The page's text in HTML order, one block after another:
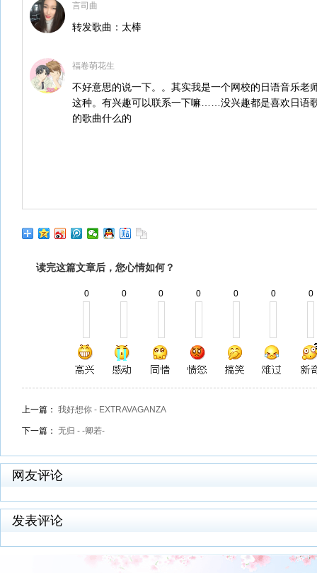
言司曲
转发歌曲：太棒
福卷萌花生
不好意思的说一下。。其实我是一个网校的日语音乐老
这种。有兴趣可以联系一下嘛……没兴趣都是喜欢日语
的歌曲什么的
读完这篇文章后，您心情如何？
0 0 0 0 0 0 0
上一篇： 我好想你 - EXTRAVAGANZA
下一篇： 无归 - -卿若-
网友评论
发表评论